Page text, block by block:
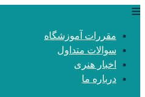
مقررات آموزشگاه
سوالات متداول
اخبار هنری
درباره ما